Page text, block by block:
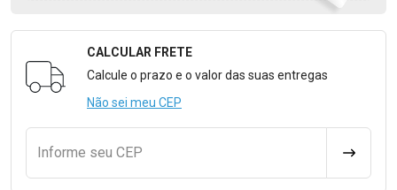
Formulário para Calcular o Frete
CALCULAR FRETE
Calcule o prazo e o valor das suas entregas
Não sei meu CEP
Informe seu CEP